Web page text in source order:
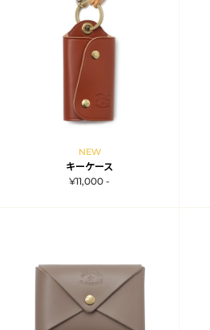
NEW
キーケース
¥11,000 -